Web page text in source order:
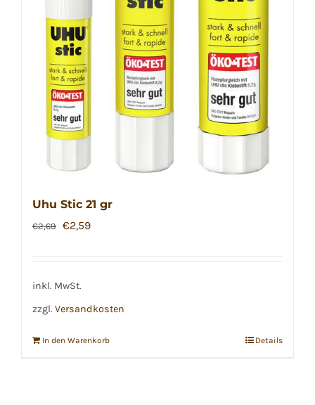
Uhu Stic 21 gr
€2,69 Ursprünglicher
€2,69
€2,59Aktueller
inkl. MwSt.
zzgl. Versandkosten
In den Warenkorb Details